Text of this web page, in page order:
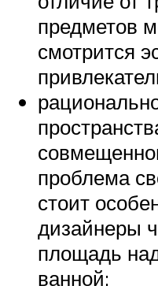
предметов
смотрится
проблема
стоит
дизайнеры
площадь
ванной;